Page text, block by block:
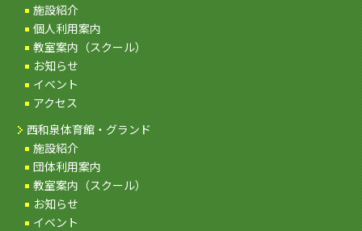
施設紹介
個人利用案内
教室案内（スクール）
お知らせ
イベント
アクセス
西和泉体育館・グランド
施設紹介
団体利用案内
教室案内（スクール）
お知らせ
イベント